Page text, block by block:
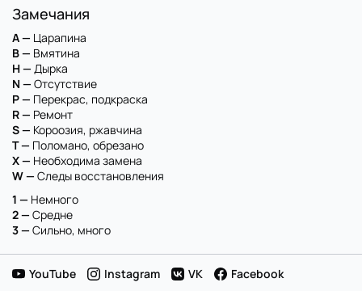
Замечания
A — Царапина
B — Вмятина
H — Дырка
N — Отсутствие
P — Перекрас, подкраска
R — Ремонт
S — Короозия, ржавчина
T — Поломано, обрезано
X — Необходима замена
W — Следы восстановления
1 — Немного
2 — Средне
3 — Сильно, много
YouTube Instagram VK Facebook